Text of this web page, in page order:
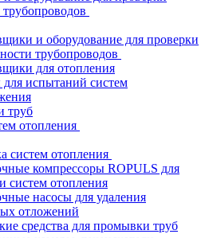
и оборудование для проверки
трубопроводов
для отопления
испытаний систем
труб
отопления
систем отопления
компрессоры ROPULS для
систем отопления
насосы для удаления
отложений
средства для промывки труб